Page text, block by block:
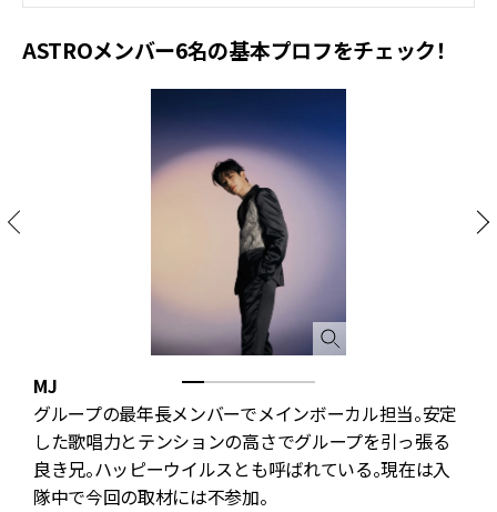
ASTROメンバー6名の基本プロフをチェック！
MJ
グループの最年長メンバーでメインボーカル担当。安定
した歌唱力とテンションの高さでグループを引っ張る
良き兄。ハッピーウイルスとも呼ばれている。現在は入
隊中で今回の取材には不参加。